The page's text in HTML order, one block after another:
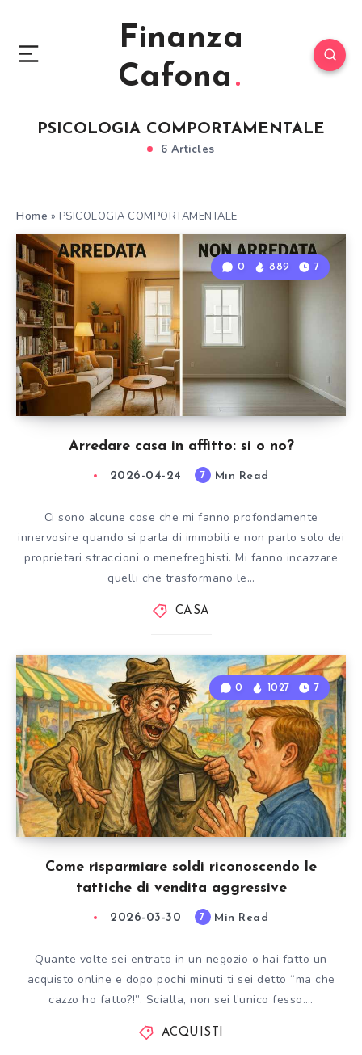
Finanza
Cafona
PSICOLOGIA COMPORTAMENTALE
6 Articles
Home » PSICOLOGIA COMPORTAMENTALE
Arredare casa in affitto: si o no?
0 889 7
2026-04-24 7 Min Read
Ci sono alcune cose che mi fanno profondamente
innervosire quando si parla di immobili e non parlo solo dei
proprietari straccioni o menefreghisti. Mi fanno incazzare
quelli che trasformano le…
CASA
Come risparmiare soldi riconoscendo le
tattiche di vendita aggressive
0 1027 7
2026-03-30 7 Min Read
Quante volte sei entrato in un negozio o hai fatto un
acquisto online e dopo pochi minuti ti sei detto “ma che
cazzo ho fatto?!”. Scialla, non sei l’unico fesso….
ACQUISTI